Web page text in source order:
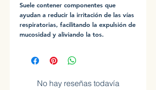
Suele contener componentes que
ayudan a reducir la irritación de las vías
respiratorias, facilitando la expulsión de
mucosidad y aliviando la tos.
No hay reseñas todavía